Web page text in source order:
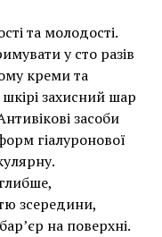
та молодості.
у сто разів
креми та
захисний шар
засоби
гіалуронової
зсередини,
на поверхні.